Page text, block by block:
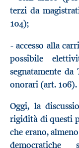
terzi da
104);
- accesso alla
possibile
segnatamente da
onorari (art. 106).
Oggi, la
rigidità di questi
che erano,